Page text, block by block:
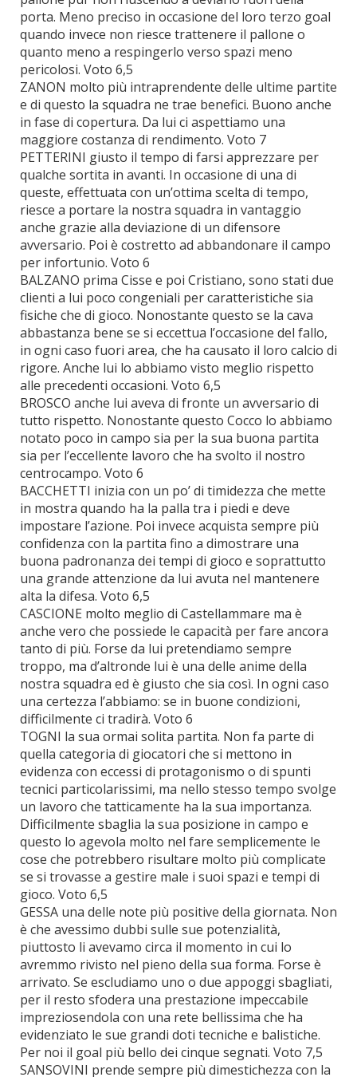
porta. Meno preciso in occasione del loro terzo goal
quando invece non riesce trattenere il pallone o
quanto meno a respingerlo verso spazi meno
pericolosi. Voto 6,5
ZANON molto più intraprendente delle ultime partite
e di questo la squadra ne trae benefici. Buono anche
in fase di copertura. Da lui ci aspettiamo una
maggiore costanza di rendimento. Voto 7
PETTERINI giusto il tempo di farsi apprezzare per
qualche sortita in avanti. In occasione di una di
queste, effettuata con un’ottima scelta di tempo,
riesce a portare la nostra squadra in vantaggio
anche grazie alla deviazione di un difensore
avversario. Poi è costretto ad abbandonare il campo
per infortunio. Voto 6
BALZANO prima Cisse e poi Cristiano, sono stati due
clienti a lui poco congeniali per caratteristiche sia
fisiche che di gioco. Nonostante questo se la cava
abbastanza bene se si eccettua l’occasione del fallo,
in ogni caso fuori area, che ha causato il loro calcio di
rigore. Anche lui lo abbiamo visto meglio rispetto
alle precedenti occasioni. Voto 6,5
BROSCO anche lui aveva di fronte un avversario di
tutto rispetto. Nonostante questo Cocco lo abbiamo
notato poco in campo sia per la sua buona partita
sia per l’eccellente lavoro che ha svolto il nostro
centrocampo. Voto 6
BACCHETTI inizia con un po’ di timidezza che mette
in mostra quando ha la palla tra i piedi e deve
impostare l’azione. Poi invece acquista sempre più
confidenza con la partita fino a dimostrare una
buona padronanza dei tempi di gioco e soprattutto
una grande attenzione da lui avuta nel mantenere
alta la difesa. Voto 6,5
CASCIONE molto meglio di Castellammare ma è
anche vero che possiede le capacità per fare ancora
tanto di più. Forse da lui pretendiamo sempre
troppo, ma d’altronde lui è una delle anime della
nostra squadra ed è giusto che sia così. In ogni caso
una certezza l’abbiamo: se in buone condizioni,
difficilmente ci tradirà. Voto 6
TOGNI la sua ormai solita partita. Non fa parte di
quella categoria di giocatori che si mettono in
evidenza con eccessi di protagonismo o di spunti
tecnici particolarissimi, ma nello stesso tempo svolge
un lavoro che tatticamente ha la sua importanza.
Difficilmente sbaglia la sua posizione in campo e
questo lo agevola molto nel fare semplicemente le
cose che potrebbero risultare molto più complicate
se si trovasse a gestire male i suoi spazi e tempi di
gioco. Voto 6,5
GESSA una delle note più positive della giornata. Non
è che avessimo dubbi sulle sue potenzialità,
piuttosto li avevamo circa il momento in cui lo
avremmo rivisto nel pieno della sua forma. Forse è
arrivato. Se escludiamo uno o due appoggi sbagliati,
per il resto sfodera una prestazione impeccabile
impreziosendola con una rete bellissima che ha
evidenziato le sue grandi doti tecniche e balistiche.
Per noi il goal più bello dei cinque segnati. Voto 7,5
SANSOVINI prende sempre più dimestichezza con la